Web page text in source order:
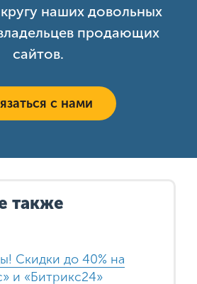
также
Скидки до 40% на
и «Битрикс24»
наших довольных
продающих
сайтов.
с нами